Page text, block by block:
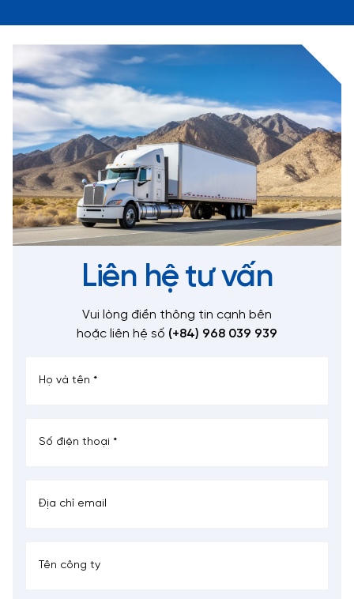
Liên hệ tư vấn
Vui lòng điền thông tin cạnh bên
hoặc liên hệ số (+84) 968 039 939